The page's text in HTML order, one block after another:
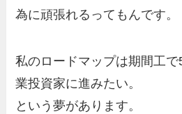
為に頑張れるってもんです。
私のロードマップは期間工
業投資家に進みたい。
という夢があります。